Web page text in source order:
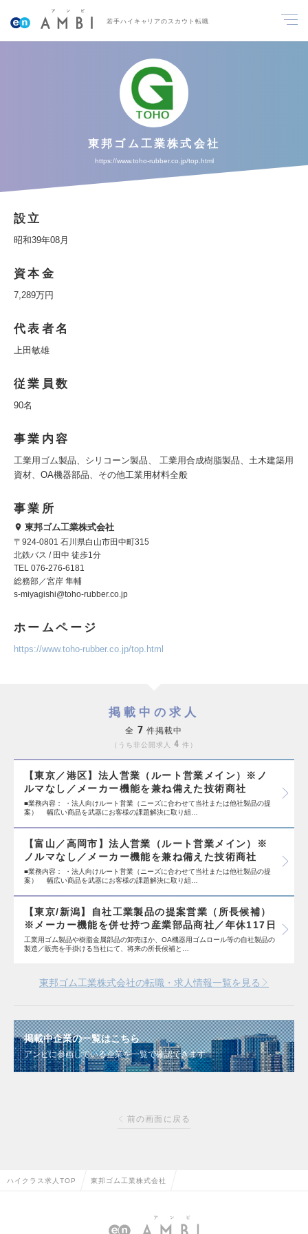
若手ハイキャリアのスカウト転職
東邦ゴム工業株式会社
https://www.toho-rubber.co.jp/top.html
設立
昭和39年08月
資本金
7,289万円
代表者名
上田敏雄
従業員数
90名
事業内容
工業用ゴム製品、シリコーン製品、 工業用合成樹脂製品、土木建築用
資材、OA機器部品、その他工業用材料全般
事業所
東邦ゴム工業株式会社
〒924-0801 石川県白山市田中町315
北鉄バス / 田中 徒歩1分
TEL 076-276-6181
総務部／宮岸 隼輔
s-miyagishi@toho-rubber.co.jp
ホームページ
https://www.toho-rubber.co.jp/top.html
掲載中の求人
全 7 件掲載中
うち非公開求人 4 件
【東京／港区】法人営業（ルート営業メイン）※ノ
ルマなし／メーカー機能を兼ね備えた技術商社
■業務内容： ・法人向けルート営業（ニーズに合わせて当社または他社製品の提
案） 幅広い商品を武器にお客様の課題解決に取り組…
【富山／高岡市】法人営業（ルート営業メイン）※
ノルマなし／メーカー機能を兼ね備えた技術商社
■業務内容： ・法人向けルート営業（ニーズに合わせて当社または他社製品の提
案） 幅広い商品を武器にお客様の課題解決に取り組…
【東京/新潟】自社工業製品の提案営業（所長候補）
※メーカー機能を併せ持つ産業部品商社／年休117日
工業用ゴム製品や樹脂金属部品の卸売ほか、OA機器用ゴムロール等の自社製品の
製造／販売を手掛ける当社にて、将来の所長候補と…
東邦ゴム工業株式会社の転職・求人情報一覧を見る
掲載中企業の一覧はこちら
アンビに参画している企業を一覧で確認できます
前の画面に戻る
ハイクラス求人TOP 東邦ゴム工業株式会社